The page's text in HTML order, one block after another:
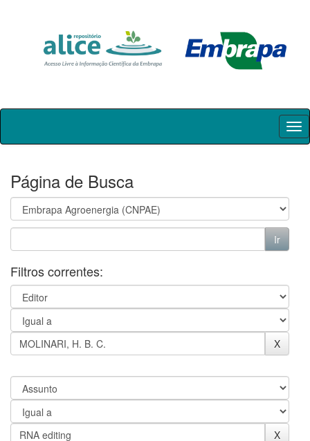
Skip
Página de Busca
Filtros correntes: